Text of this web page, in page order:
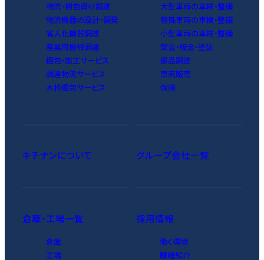
物流・梱包資材調達
物流機器の設計・開発
省人化機器調達
産業用機械調達
梱包・加工サービス
調達物流サービス
木枠梱包サービス
大型車両の車検・整備
特殊車両の車検・整備
小型車両の車検・整備
架装・板金・塗装
部品調達
車両販売
保険
キチナンについて
倉庫・工場一覧
倉庫
工場
グループ会社一覧
採用情報
働く環境
職種紹介